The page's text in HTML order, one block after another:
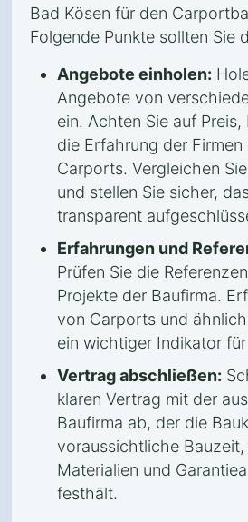
Bad Kösen für den
Folgende Punkte sollten Sie
Angebote einholen:
Angebote von
ein. Achten Sie auf
die Erfahrung der Firmen
Carports. Vergleichen
und stellen Sie sicher,
transparent
Erfahrungen und
Prüfen Sie die
Projekte der Baufirma.
von Carports und
ein wichtiger Indikator
Vertrag abschließen:
klaren Vertrag mit der
Baufirma ab, der die
voraussichtliche
Materialien und
festhält.